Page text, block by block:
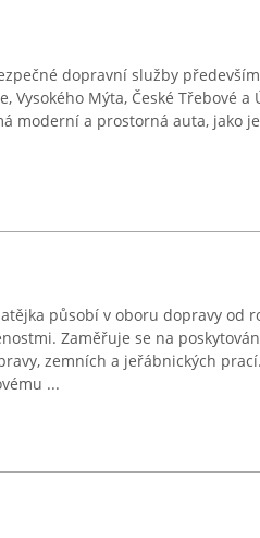
dopravní služby
Vysokého Mýta, České Třebové a
moderní a prostorná auta, jako
působí v oboru dopravy od
Zaměřuje se na
zemních a jeřábnických
...